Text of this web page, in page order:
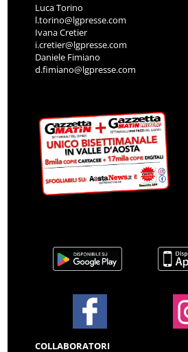
Luca Torino
l.torino@lgpresse.com
Ivana Cretier
i.cretier@lgpresse.com
Daniele Fimiano
d.fimiano@lgpresse.com
COLLABORATORI